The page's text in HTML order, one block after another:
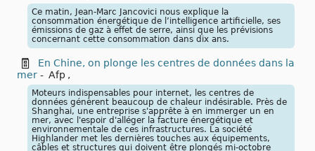
Ce matin, Jean-Marc Jancovici nous explique la
consommation énergétique de l’intelligence artificielle, ses
émissions de gaz à effet de serre, ainsi que les prévisions
concernant cette consommation dans dix ans.
En Chine, on plonge les centres de données dans la
mer - Afp ,
Moteurs indispensables pour internet, les centres de
données génèrent beaucoup de chaleur indésirable. Près de
Shanghai, une entreprise s'apprête à en immerger un en
mer, avec l'espoir d'alléger la facture énergétique et
environnementale de ces infrastructures. La société
Highlander met les dernières touches aux équipements,
câbles et structures qui doivent être plongés mi-octobre